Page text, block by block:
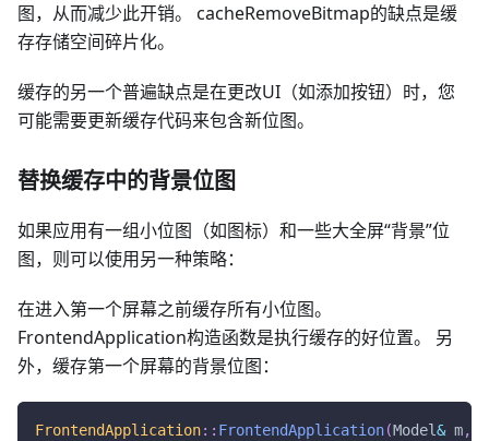
图，从而减少此开销。 cacheRemoveBitmap的缺点是缓
存存储空间碎片化。
缓存的另一个普遍缺点是在更改UI（如添加按钮）时，您
可能需要更新缓存代码来包含新位图。
替换缓存中的背景位图
如果应用有一组小位图（如图标）和一些大全屏“背景”位
图，则可以使用另一种策略：
在进入第一个屏幕之前缓存所有小位图。
FrontendApplication构造函数是执行缓存的好位置。 另
外，缓存第一个屏幕的背景位图：
FrontendApplication:: FrontendApplication(Model& m,